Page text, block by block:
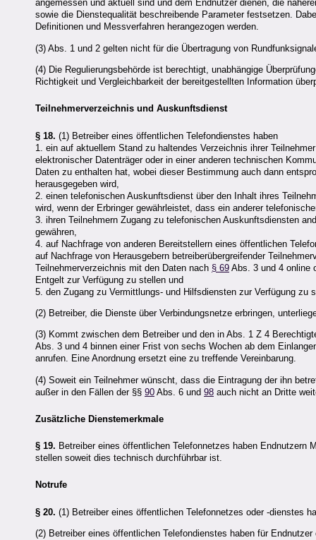
angemessen und aktuell sind und dem Endnutzer dienen, die
sowie die Dienstequalität beschreibende Parameter festsetzen.
Definitionen und Messverfahren herangezogen werden.
(3) Abs. 1 und 2 gelten nicht für die Übertragung von
(4) Die Regulierungsbehörde ist berechtigt, unabhängige
Richtigkeit und Vergleichbarkeit der bereitgestellten Information
Teilnehmerverzeichnis und Auskunftsdienst
§ 18. (1) Betreiber eines öffentlichen Telefondienstes haben
1. ein auf aktuellem Stand zu haltendes Verzeichnis ihrer
elektronischer Datenträger oder in einer anderen technischen
Daten zu enthalten hat, wobei dieser Bestimmung auch dann
herausgegeben wird,
2. einen telefonischen Auskunftsdienst über den Inhalt ihres
wird, wenn der Erbringer gewährleistet, dass ein anderer
3. ihren Teilnehmern Zugang zu telefonischen Auskunftsdiensten
gewähren,
4. auf Nachfrage von anderen Bereitstellern eines öffentlichen
auf Nachfrage von Herausgebern betreiberübergreifender
Teilnehmerverzeichnis mit den Daten nach § 69 Abs. 3 und 4 online
Entgelt zur Verfügung zu stellen und
5. den Zugang zu Vermittlungs- und Hilfsdiensten zur Verfügung zu
(2) Betreiber, die Dienste über Verbindungsnetze erbringen,
(3) Kommt zwischen dem Betreiber und den in Abs. 1 Z 4
Abs. 3 und 4 binnen einer Frist von sechs Wochen ab dem
anrufen. Eine Anordnung ersetzt eine zu treffende Vereinbarung.
(4) Soweit ein Teilnehmer wünscht, dass die Eintragung der ihn
außer in den Fällen der §§ 90 Abs. 6 und 98 auch nicht an Dritte
Zusätzliche Dienstemerkmale
§ 19. Betreiber eines öffentlichen Telefonnetzes haben Endnutzern
stellen soweit dies technisch durchführbar ist.
Notrufe
§ 20. (1) Betreiber eines öffentlichen Telefonnetzes oder -dienstes
(2) Betreiber eines öffentlichen Telefondienstes haben für